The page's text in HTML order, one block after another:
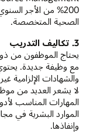
200% من الأجر
الصحية المتخصصة.
3. تكاليف التدريب
يحتاج الموظفون من
مع وظيفة جديدة.
والشهادات الإلزامية
لا يشعر العديد من
المهارات المناسب
الموارد البشرية في
وإنفاذها.